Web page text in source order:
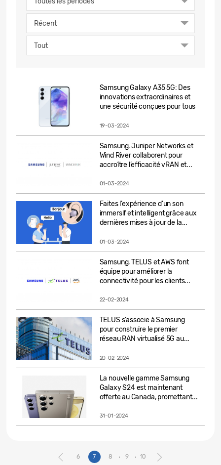
Récent
Tout
Samsung Galaxy A35 5G: Des
innovations extraordinaires et
une sécurité conçues pour tous
19-03-2024
Samsung, Juniper Networks et
Wind River collaborent pour
accroître l’efficacité vRAN et...
01-03-2024
Faites l’expérience d’un son
immersif et intelligent grâce aux
dernières mises à jour de la...
01-03-2024
Samsung, TELUS et AWS font
équipe pour améliorer la
connectivité pour les clients...
22-02-2024
TELUS s’associe à Samsung
pour construire le premier
réseau RAN virtualisé 5G au...
20-02-2024
La nouvelle gamme Samsung
Galaxy S24 est maintenant
offerte au Canada, promettant...
31-01-2024
6 7 8 9 10